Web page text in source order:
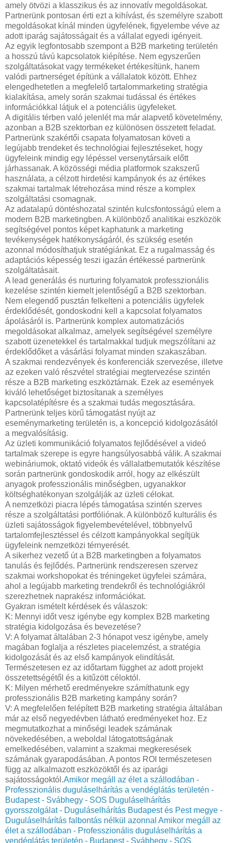
amely ötvözi a klasszikus és az innovatív megoldásokat.
Partnerünk pontosan érti ezt a kihívást, és személyre szabott
megoldásokat kínál minden ügyfelének, figyelembe véve az
adott iparág sajátosságait és a vállalat egyedi igényeit.
Az egyik legfontosabb szempont a B2B marketing területén
a hosszú távú kapcsolatok kiépítése. Nem egyszerűen
szolgáltatásokat vagy termékeket értékesítünk, hanem
valódi partnerséget építünk a vállalatok között. Ehhez
elengedhetetlen a megfelelő tartalommarketing stratégia
kialakítása, amely során szakmai tudással és értékes
információkkal látjuk el a potenciális ügyfeleket.
A digitális térben való jelenlét ma már alapvető követelmény,
azonban a B2B szektorban ez különösen összetett feladat.
Partnerünk szakértői csapata folyamatosan követi a
legújabb trendeket és technológiai fejlesztéseket, hogy
ügyfeleink mindig egy lépéssel versenytársaik előtt
járhassanak. A közösségi média platformok szakszerű
használata, a célzott hirdetési kampányok és az értékes
szakmai tartalmak létrehozása mind része a komplex
szolgáltatási csomagnak.
Az adatalapú döntéshozatal szintén kulcsfontosságú elem a
modern B2B marketingben. A különböző analitikai eszközök
segítségével pontos képet kaphatunk a marketing
tevékenységek hatékonyságáról, és szükség esetén
azonnal módosíthatjuk stratégiánkat. Ez a rugalmasság és
adaptációs képesség teszi igazán értékessé partnerünk
szolgáltatásait.
A lead generálás és nurturing folyamatok professzionális
kezelése szintén kiemelt jelentőségű a B2B szektorban.
Nem elegendő pusztán felkelteni a potenciális ügyfelek
érdeklődését, gondoskodni kell a kapcsolat folyamatos
ápolásáról is. Partnerünk komplex automatizációs
megoldásokat alkalmaz, amelyek segítségével személyre
szabott üzenetekkel és tartalmakkal tudjuk megszólítani az
érdeklődőket a vásárlási folyamat minden szakaszában.
A szakmai rendezvények és konferenciák szervezése, illetve
az ezeken való részvétel stratégiai megtervezése szintén
része a B2B marketing eszköztárnak. Ezek az események
kiváló lehetőséget biztosítanak a személyes
kapcsolatépítésre és a szakmai tudás megosztására.
Partnerünk teljes körű támogatást nyújt az
eseménymarketing területén is, a koncepció kidolgozásától
a megvalósításig.
Az üzleti kommunikáció folyamatos fejlődésével a videó
tartalmak szerepe is egyre hangsúlyosabbá válik. A szakmai
webináriumok, oktató videók és vállalatbemutatók készítése
során partnerünk gondoskodik arról, hogy az elkészült
anyagok professzionális minőségben, ugyanakkor
költséghatékonyan szolgálják az üzleti célokat.
A nemzetközi piacra lépés támogatása szintén szerves
része a szolgáltatási portfóliónak. A különböző kulturális és
üzleti sajátosságok figyelembevételével, többnyelvű
tartalomfejlesztéssel és célzott kampányokkal segítjük
ügyfeleink nemzetközi térnyerését.
A sikerhez vezető út a B2B marketingben a folyamatos
tanulás és fejlődés. Partnerünk rendszeresen szervez
szakmai workshopokat és tréningeket ügyfelei számára,
ahol a legújabb marketing trendekről és technológiákról
szerezhetnek naprakész információkat.
Gyakran ismételt kérdések és válaszok:
K: Mennyi időt vesz igénybe egy komplex B2B marketing
stratégia kidolgozása és bevezetése?
V: A folyamat általában 2-3 hónapot vesz igénybe, amely
magában foglalja a részletes piacelemzést, a stratégia
kidolgozását és az első kampányok elindítását.
Természetesen ez az időtartam függhet az adott projekt
összetettségétől és a kitűzött céloktól.
K: Milyen mérhető eredményekre számíthatunk egy
professzionális B2B marketing kampány során?
V: A megfelelően felépített B2B marketing stratégia általában
már az első negyedévben látható eredményeket hoz. Ez
megmutatkozhat a minőségi leadek számának
növekedésében, a weboldal látogatottságának
emelkedésében, valamint a szakmai megkeresések
számának gyarapodásában. A pontos ROI természetesen
függ az alkalmazott eszközöktől és az iparági
sajátosságoktól.Amikor megáll az élet a szállodában -
Professzionális duguláselhárítás a vendéglátás területén -
Budapest - Svábhegy - SOS Duguláselhárítás
gyorsszolgálat - Duguláselhárítás Budapest és Pest megye -
Duguláselhárítás falbontás nélkül azonnal Amikor megáll az
élet a szállodában - Professzionális duguláselhárítás a
vendéglátás területén - Budapest - Svábhegy - SOS